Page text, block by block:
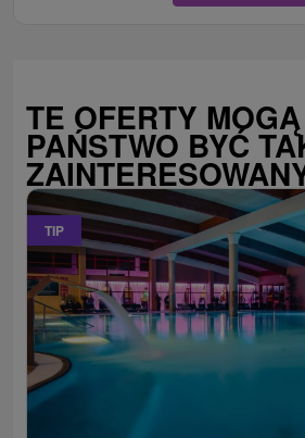
TE OFERTY MOGĄ
PAŃSTWO BYĆ
TIP